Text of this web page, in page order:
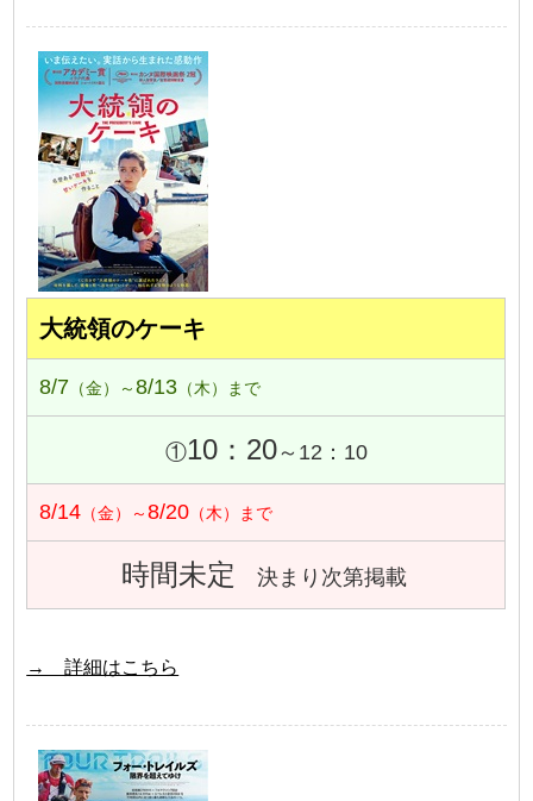
大統領のケーキ
8/7 （金）～8/13 （木）まで
①10：20～12：10
8/14 （金）～8/20 （木）まで
時間未定 決まり次第掲載
→ 詳細はこちら